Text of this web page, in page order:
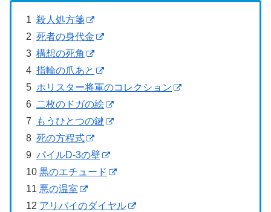
1 殺人処方箋
2 死者の身代金
3 構想の死角
4 指輪の爪あと
5 ホリスター将軍のコレクション
6 二枚のドガの絵
7
もうひとつの鍵
8 死の方程式
9 パイルD-3の壁
10 黒のエチュード
11 悪の温室
12 アリバイのダイヤル